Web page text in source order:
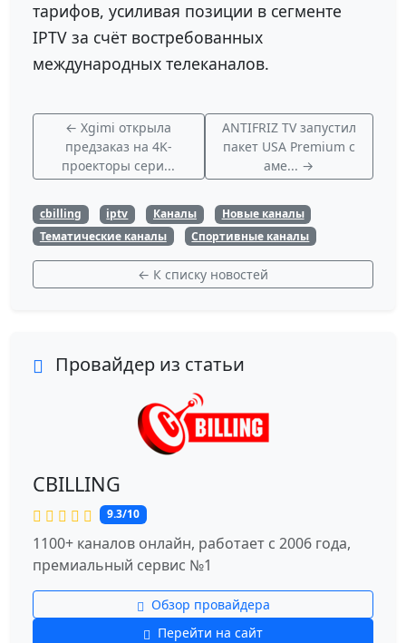
тарифов, усиливая позиции в сегменте
IPTV за счёт востребованных
международных телеканалов.
← Xgimi открыла
предзаказ на 4K-
проекторы сери...
ANTIFRIZ TV запустил
пакет USA Premium с
аме... →
cbilling iptv Каналы
Новые каналы
Тематические каналы
Спортивные каналы
← К списку новостей
Провайдер из статьи
CBILLING
9.3/10
1100+ каналов онлайн, работает с 2006 года,
премиальный сервис №1
Обзор провайдера
Перейти на сайт